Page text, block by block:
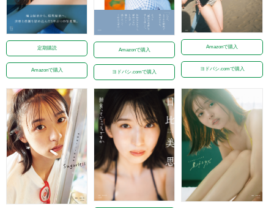
定期購読
Amazonで購入
Amazonで購入
ヨドバシ.comで購入
Amazonで購入
ヨドバシ.comで購入